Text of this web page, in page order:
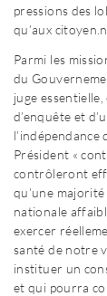
pressions des
qu’aux
Parmi les
du
juge
d’enquête et
l’indépendance
Président «
contrôleront
qu’une
nationale
exercer
santé de notre
instituer un
et qui pourra